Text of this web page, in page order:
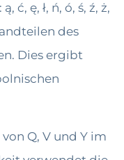
ć, ę, ł, ń, ó, ś, ź, ż,
des
Dies ergibt
Q, V und Y im